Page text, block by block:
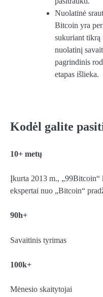
Nuolatinė
Bitcoin yra
sukuriant tikrą
nuolatinį
pagrindinis
etapas išlieka.
Kodėl galite
10+ metų
Įkurta 2013 m.,
ekspertai nuo „Bitcoin“
90h+
Savaitinis tyrimas
100k+
Mėnesio skaitytojai